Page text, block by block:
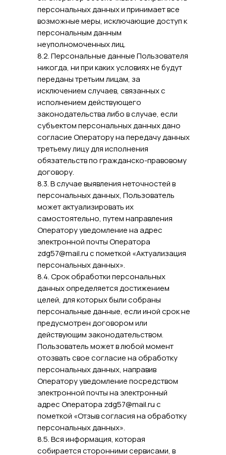
персональных данных и принимает все
возможные меры, исключающие доступ к
персональным данным
неуполномоченных лиц.
8.2. Персональные данные Пользователя
никогда, ни при каких условиях не будут
переданы третьим лицам, за
исключением случаев, связанных с
исполнением действующего
законодательства либо в случае, если
субъектом персональных данных дано
согласие Оператору на передачу данных
третьему лицу для исполнения
обязательств по гражданско-правовому
договору.
8.3. В случае выявления неточностей в
персональных данных, Пользователь
может актуализировать их
самостоятельно, путем направления
Оператору уведомление на адрес
электронной почты Оператора
zdg57@mail.ru с пометкой «Актуализация
персональных данных».
8.4. Срок обработки персональных
данных определяется достижением
целей, для которых были собраны
персональные данные, если иной срок не
предусмотрен договором или
действующим законодательством.
Пользователь может в любой момент
отозвать свое согласие на обработку
персональных данных, направив
Оператору уведомление посредством
электронной почты на электронный
адрес Оператора zdg57@mail.ru с
пометкой «Отзыв согласия на обработку
персональных данных».
8.5. Вся информация, которая
собирается сторонними сервисами, в